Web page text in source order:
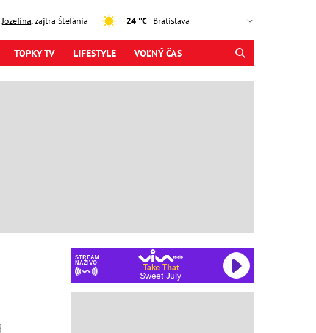
Jozefína, zajtra Štefánia 24 °C
TOPKY TV LIFESTYLE VOĽNÝ ČAS
STREAM
NAŽIVO
Take That
Sweet July